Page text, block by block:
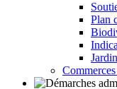
Plan